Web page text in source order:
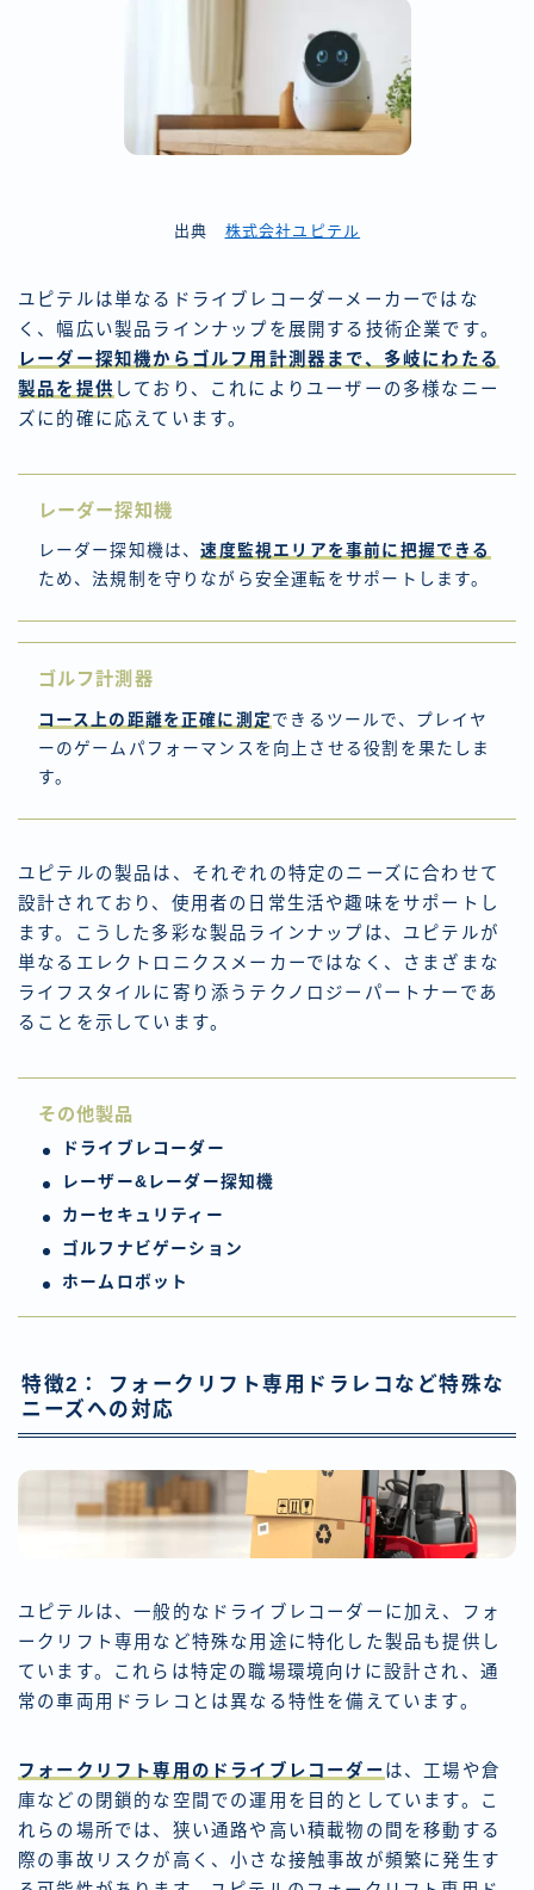
出典 株式会社ユピテル
ユピテルは単なるドライブレコーダーメーカーではな
く、幅広い製品ラインナップを展開する技術企業です。
レーダー探知機からゴルフ用計測器まで、多岐にわたる
製品を提供 しており、これによりユーザーの多様なニー
ズに的確に応えています。
レーダー探知機
レーダー探知機は、速度監視エリアを事前に把握できる
ため、法規制を守りながら安全運転をサポートします。
ゴルフ計測器
コース上の距離を正確に測定 できるツールで、プレイヤ
ーのゲームパフォーマンスを向上させる役割を果たしま
す。
ユピテルの製品は、それぞれの特定のニーズに合わせて
設計されており、使用者の日常生活や趣味をサポートし
ます。こうした多彩な製品ラインナップは、ユピテルが
単なるエレクトロニクスメーカーではなく、さまざまな
ライフスタイルに寄り添うテクノロジーパートナーであ
ることを示しています。
その他製品
ドライブレコーダー
レーザー&レーダー探知機
カーセキュリティー
ゴルフナビゲーション
ホームロボット
特徴2： フォークリフト専用ドラレコなど特殊な
ニーズへの対応
ユピテルは、一般的なドライブレコーダーに加え、フォ
ークリフト専用など特殊な用途に特化した製品も提供し
ています。これらは特定の職場環境向けに設計され、通
常の車両用ドラレコとは異なる特性を備えています。
フォークリフト専用のドライブレコーダーは、工場や倉
庫などの閉鎖的な空間での運用を目的としています。こ
れらの場所では、狭い通路や高い積載物の間を移動する
際の事故リスクが高く、小さな接触事故が頻繁に発生す